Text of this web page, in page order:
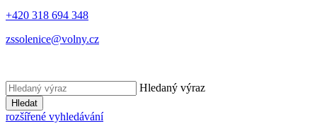
+420 318 694 348
zssolenice@volny.cz
Hledaný výraz
Hledat
rozšířené vyhledávání